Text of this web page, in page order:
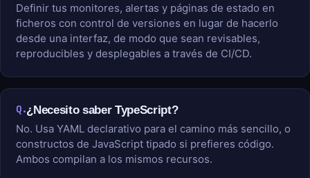
Definir tus monitores, alertas y páginas de estado en
ficheros con control de versiones en lugar de hacerlo
desde una interfaz, de modo que sean revisables,
reproducibles y desplegables a través de CI/CD.
Q.¿Necesito saber TypeScript?
No. Usa YAML declarativo para el camino más sencillo, o
constructos de JavaScript tipado si prefieres código.
Ambos compilan a los mismos recursos.